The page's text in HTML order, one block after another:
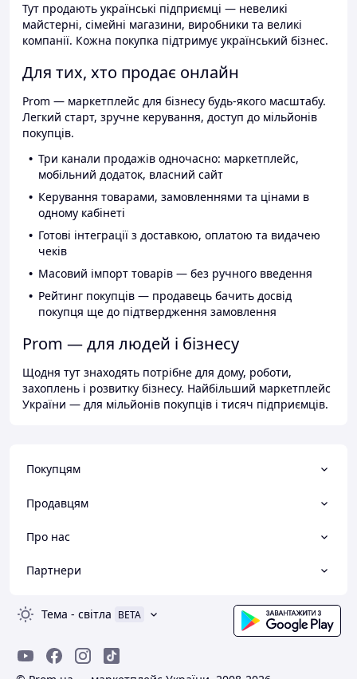
Тут продають українські підприємці — невеликі
майстерні, сімейні магазини, виробники та великі
компанії. Кожна покупка підтримує український бізнес.
Для тих, хто продає онлайн
Prom — маркетплейс для бізнесу будь-якого масштабу.
Легкий старт, зручне керування, доступ до мільйонів
покупців.
Три канали продажів одночасно: маркетплейс,
мобільний додаток, власний сайт
Керування товарами, замовленнями та цінами в
одному кабінеті
Готові інтеграції з доставкою, оплатою та видачею
чеків
Масовий імпорт товарів — без ручного введення
Рейтинг покупців — продавець бачить досвід
покупця ще до підтвердження замовлення
Prom — для людей і бізнесу
Щодня тут знаходять потрібне для дому, роботи,
захоплень і розвитку бізнесу. Найбільший маркетплейс
України — для мільйонів покупців і тисяч підприємців.
Покупцям
Продавцям
Про нас
Партнери
Тема - світла BETA